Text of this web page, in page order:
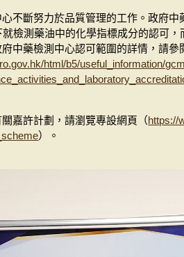
不斷努力於品質管理的工作。政府
就檢測藥油中的化學指標成分的認可
中藥檢測中心認可範圍的詳情，請參
html/b5/useful_information/
嘉許計劃，請瀏覽專設網頁（https://
）。